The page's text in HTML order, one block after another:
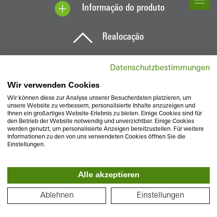
PLANTA BAIXA
Informação do produto
Realocação
Datenschutzbestimmungen
Wir verwenden Cookies
Wir können diese zur Analyse unserer Besucherdaten platzieren, um
unsere Website zu verbessern, personalisierte Inhalte anzuzeigen und
Ihnen ein großartiges Website-Erlebnis zu bieten. Einige Cookies sind für
den Betrieb der Website notwendig und unverzichtbar. Einige Cookies
werden genutzt, um personalisierte Anzeigen bereitzustellen. Für weitere
Informationen zu den von uns verwendeten Cookies öffnen Sie die
Einstellungen.
Alle akzeptieren
Ablehnen Einstellungen